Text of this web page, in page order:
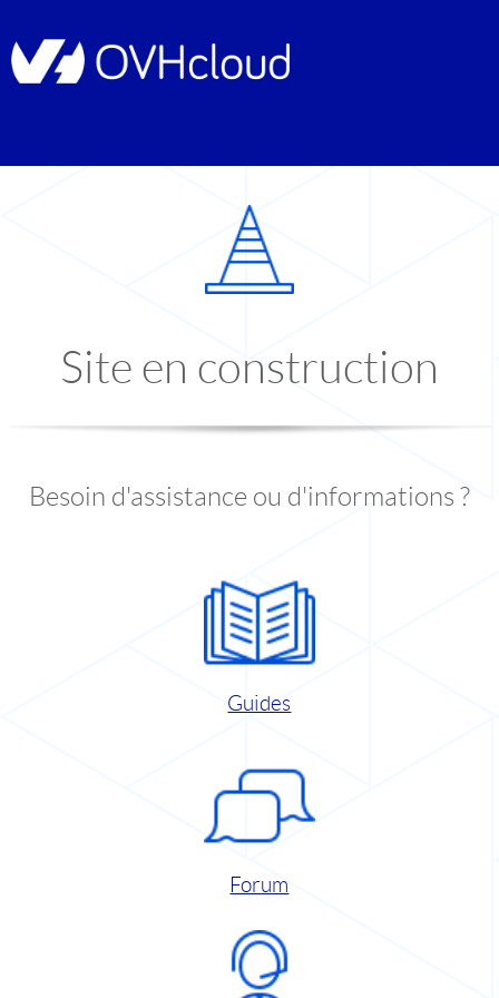
Site en construction
Besoin d'assistance ou d'informations ?
Guides
Forum